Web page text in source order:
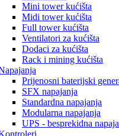
Mini tower kućišta
Midi tower kućišta
Full tower kućišta
Ventilatori za kućišta
Dodaci za kućišta
Rack i mining kućišta
Prijenosni baterijski
SFX napajanja
Standardna napajanja
Modularna napajanja
UPS - besprekidna